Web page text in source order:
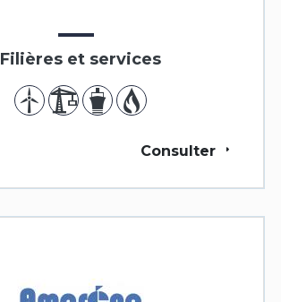
Filières et services
Consulter